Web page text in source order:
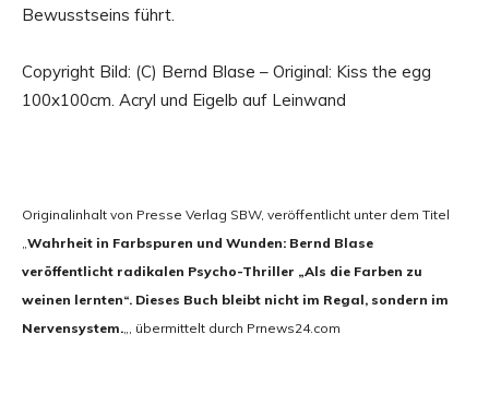
Bewusstseins führt.
Copyright Bild: (C) Bernd Blase – Original: Kiss the egg
100x100cm. Acryl und Eigelb auf Leinwand
Originalinhalt von Presse Verlag SBW, veröffentlicht unter dem Titel
„Wahrheit in Farbspuren und Wunden: Bernd Blase
veröffentlicht radikalen Psycho-Thriller „Als die Farben zu
weinen lernten“. Dieses Buch bleibt nicht im Regal, sondern im
Nervensystem.„, übermittelt durch Prnews24.com